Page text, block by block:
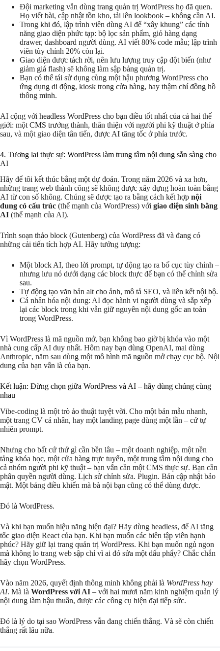
Đội marketing vẫn dùng trang quản trị WordPress họ đã quen.
Họ viết bài, cập nhật tồn kho, tải lên lookbook – không cần AI.
Trong khi đó, lập trình viên dùng AI để “xây khung” các tính
năng giao diện phức tạp: bộ lọc sản phẩm, giỏ hàng dạng
drawer, dashboard người dùng. AI viết 80% code mẫu; lập trình
viên tùy chỉnh 20% còn lại.
Giao diện được tách rời, nên lưu lượng truy cập đột biến (như
giảm giá flash) sẽ không làm sập bảng quản trị.
Bạn có thể tái sử dụng cùng một hậu phương WordPress cho
ứng dụng di động, kiosk trong cửa hàng, hay thậm chí đồng hồ
thông minh.
AI cộng với headless WordPress cho bạn điều tốt nhất của cả hai thế
giới: một CMS trưởng thành, thân thiện với người phi kỹ thuật ở phía
sau, và một giao diện tân tiến, được AI tăng tốc ở phía trước.
4. Tương lai thực sự: WordPress làm trung tâm nội dung sẵn sàng cho
AI
Hãy để tôi kết thúc bằng một dự đoán. Trong năm 2026 và xa hơn,
những trang web thành công sẽ không được xây dựng hoàn toàn bằng
AI từ con số không. Chúng sẽ được tạo ra bằng cách kết hợp nội
dung có cấu trúc (thế mạnh của WordPress) với giao diện sinh bằng
AI (thế mạnh của AI).
Trình soạn thảo block (Gutenberg) của WordPress đã và đang có
những cải tiến tích hợp AI. Hãy tưởng tượng:
Một block AI, theo lời prompt, tự động tạo ra bố cục tùy chỉnh –
nhưng lưu nó dưới dạng các block thực để bạn có thể chỉnh sửa
sau.
Tự động tạo văn bản alt cho ảnh, mô tả SEO, và liên kết nội bộ.
Cá nhân hóa nội dung: AI đọc hành vi người dùng và sắp xếp
lại các block trong khi vẫn giữ nguyên nội dung gốc an toàn
trong WordPress.
Vì WordPress là mã nguồn mở, bạn không bao giờ bị khóa vào một
nhà cung cấp AI duy nhất. Hôm nay bạn dùng OpenAI, mai dùng
Anthropic, năm sau dùng một mô hình mã nguồn mở chạy cục bộ. Nội
dung của bạn vẫn là của bạn.
Kết luận: Đừng chọn giữa WordPress và AI – hãy dùng chúng cùng
nhau
Vibe-coding là một trò ảo thuật tuyệt vời. Cho một bản mẫu nhanh,
một trang CV cá nhân, hay một landing page dùng một lần – cứ tự
nhiên prompt.
Nhưng cho bất cứ thứ gì cần bền lâu – một doanh nghiệp, một nền
tảng khóa học, một cửa hàng trực tuyến, một trung tâm nội dung cho
cả nhóm người phi kỹ thuật – bạn vẫn cần một CMS thực sự. Bạn cần
phân quyền người dùng. Lịch sử chỉnh sửa. Plugin. Bản cập nhật bảo
mật. Một bảng điều khiển mà bà nội bạn cũng có thể dùng được.
Đó là WordPress.
Và khi bạn muốn hiệu năng hiện đại? Hãy dùng headless, để AI tăng
tốc giao diện React của bạn. Khi bạn muốn các biên tập viên hạnh
phúc? Hãy giữ lại trang quản trị WordPress. Khi bạn muốn ngủ ngon
mà không lo trang web sập chỉ vì ai đó sửa một dấu phẩy? Chắc chắn
hãy chọn WordPress.
Vào năm 2026, quyết định thông minh không phải là WordPress hay
AI. Mà là WordPress với AI – với hai mươi năm kinh nghiệm quản lý
nội dung làm hậu thuẫn, được các công cụ hiện đại tiếp sức.
Đó là lý do tại sao WordPress vẫn đang chiến thắng. Và sẽ còn chiến
thắng rất lâu nữa.